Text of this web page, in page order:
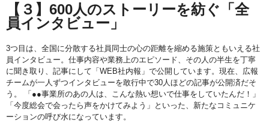
【３】600人のストーリーを紡ぐ「全
員インタビュー」
3つ目は、全国に分散する社員同士の心の距離を縮める施策ともいえる社
員インタビュー。仕事内容や業務上のエピソード、その人の半生を丁寧
に聞き取り、記事にして「WEB社内報」で公開しています。現在、広報
チームが一人ずつインタビューを敢行中で30人ほどの記事が公開済だそ
う。 「●●事業所のあの人は、こんな熱い想いで仕事をしていたんだ！」
「今度総会で会ったら声をかけてみよう」といった、新たなコミュニケ
ーションの呼び水になっています。